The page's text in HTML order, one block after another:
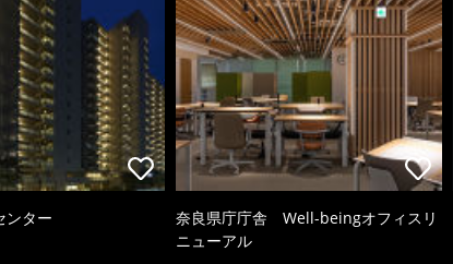
ンター
奈良県庁庁舎 Well-beingオフィスリ
ニューアル